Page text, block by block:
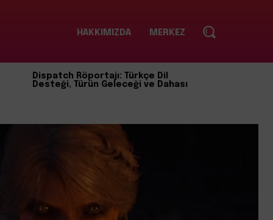
HAKKIMIZDA MERKEZ
Dispatch Röportajı: Türkçe Dil
Desteği, Türün Geleceği ve Dahası